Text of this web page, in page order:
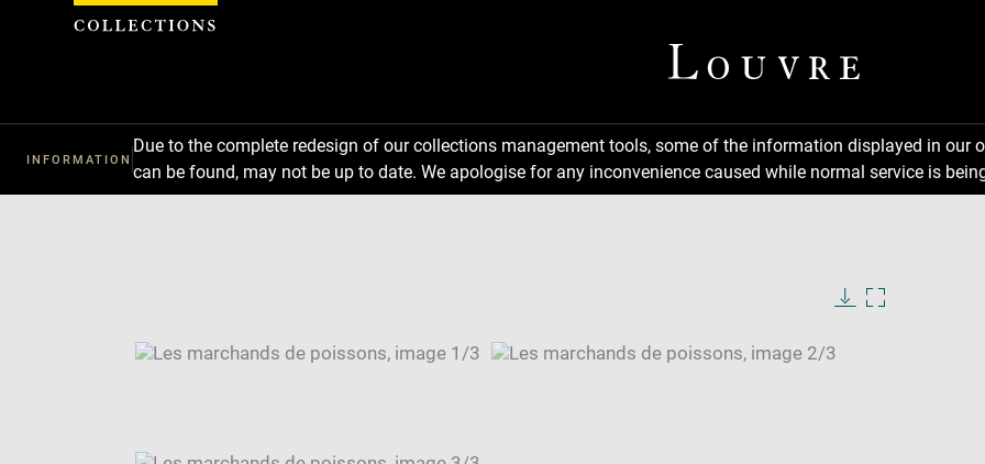
INFORMATION
Due to the complete redesign of our collections management tools, some of the information displayed in
can be found, may not be up to date. We apologise for any inconvenience caused while normal service is
window
SKIP IMAGE CAROUSEL
Cookies management panel